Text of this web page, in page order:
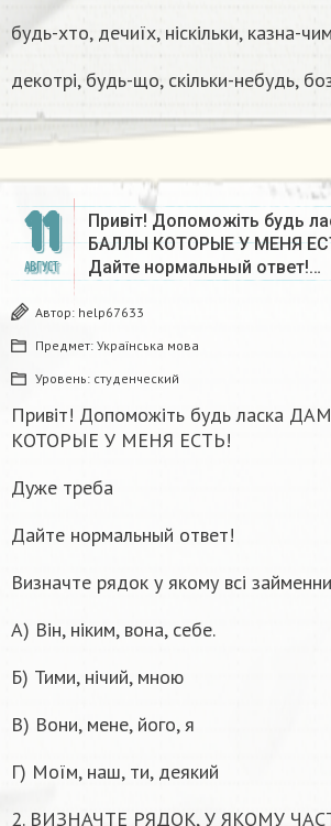
будь-хто, дечиїх, ніскільки, казна-чим
декотрі, будь-що, скільки-небудь,
11
АВГУСТ
Привіт! Допоможіть будь
БАЛЛЫ КОТОРЫЕ У МЕНЯ
Дайте нормальный ответ!…
Автор: help67633
Предмет: Українська мова
Уровень: студенческий
Привіт! Допоможіть будь ласка
КОТОРЫЕ У МЕНЯ ЕСТЬ!
Дуже треба
Дайте нормальный ответ!
Визначте рядок у якому всі
А) Він, ніким, вона, себе.
Б) Тими, нічий, мною
В) Вони, мене, його, я
Г) Моїм, наш, ти, деякий
2. ВИЗНАЧТЕ РЯДОК, У ЯКОМУ